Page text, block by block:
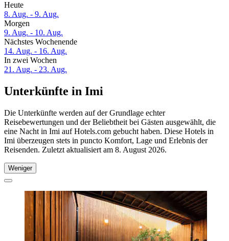
Heute
8. Aug. - 9. Aug.
Morgen
9. Aug. - 10. Aug.
Nächstes Wochenende
14. Aug. - 16. Aug.
In zwei Wochen
21. Aug. - 23. Aug.
Unterkünfte in Imi
Die Unterkünfte werden auf der Grundlage echter
Reisebewertungen und der Beliebtheit bei Gästen ausgewählt, die
eine Nacht in Imi auf Hotels.com gebucht haben. Diese Hotels in
Imi überzeugen stets in puncto Komfort, Lage und Erlebnis der
Reisenden. Zuletzt aktualisiert am 8. August 2026.
Weniger